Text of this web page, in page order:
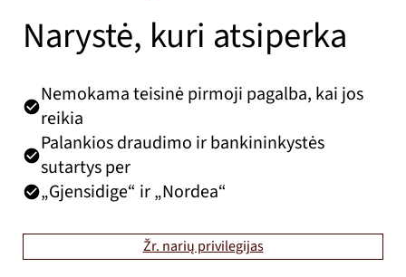
Narystė, kuri atsiperka
Nemokama teisinė pirmoji pagalba, kai jos
reikia
Palankios draudimo ir bankininkystės
sutartys per
„Gjensidige“ ir „Nordea“
Žr. narių privilegijas